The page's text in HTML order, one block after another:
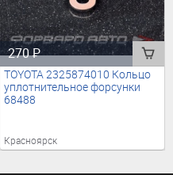
270₽
TOYOTA 2325874010 Кольцо
уплотнительное форсунки
68488
Красноярск